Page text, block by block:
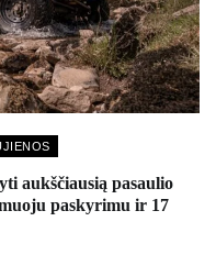
aukščiausią pasaulio
paskyrimu ir 17